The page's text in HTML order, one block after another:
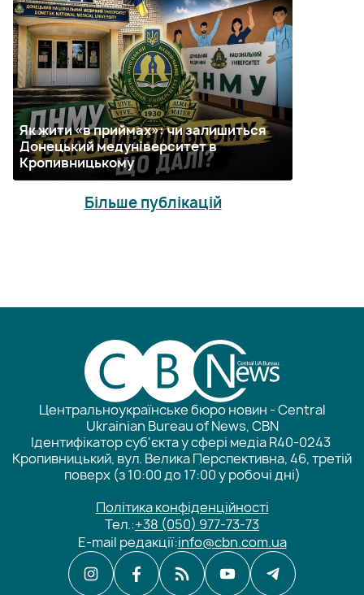
Як жити «в приймах»: чи залишиться
Донецький медуніверситет в
Кропивницькому
Більше публікацій
Центральноукраїнське бюро новин - Central
Ukrainian Bureau of News, CBN
Ідентифікатор суб'єкта у сфері медіа R40-0243
Кропивницький, вул. Велика Перспективна, 46, третій
поверх (з 10:00 до 17:00 у робочі дні)
Політика конфіденційності
Тел.:+38 (050) 977-73-73
E-mail редакції:info@cbn.com.ua